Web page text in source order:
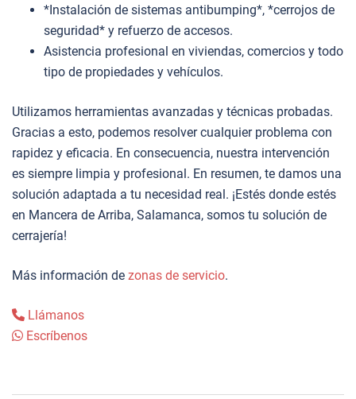
*Instalación de sistemas antibumping*, *cerrojos de
seguridad* y refuerzo de accesos.
Asistencia profesional en viviendas, comercios y todo
tipo de propiedades y vehículos.
Utilizamos herramientas avanzadas y técnicas probadas.
Gracias a esto, podemos resolver cualquier problema con
rapidez y eficacia. En consecuencia, nuestra intervención
es siempre limpia y profesional. En resumen, te damos una
solución adaptada a tu necesidad real. ¡Estés donde estés
en Mancera de Arriba, Salamanca, somos tu solución de
cerrajería!
Más información de zonas de servicio.
Llámanos
Escríbenos